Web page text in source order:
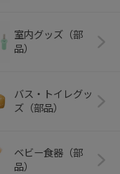
室内グッズ（部
品）
バス・トイレグッ
ズ（部品）
ベビー食器（部
品）